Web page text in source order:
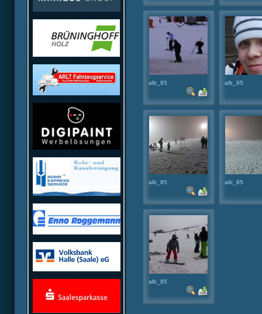
alb_85 alb_85
alb_85 alb_85
alb_85